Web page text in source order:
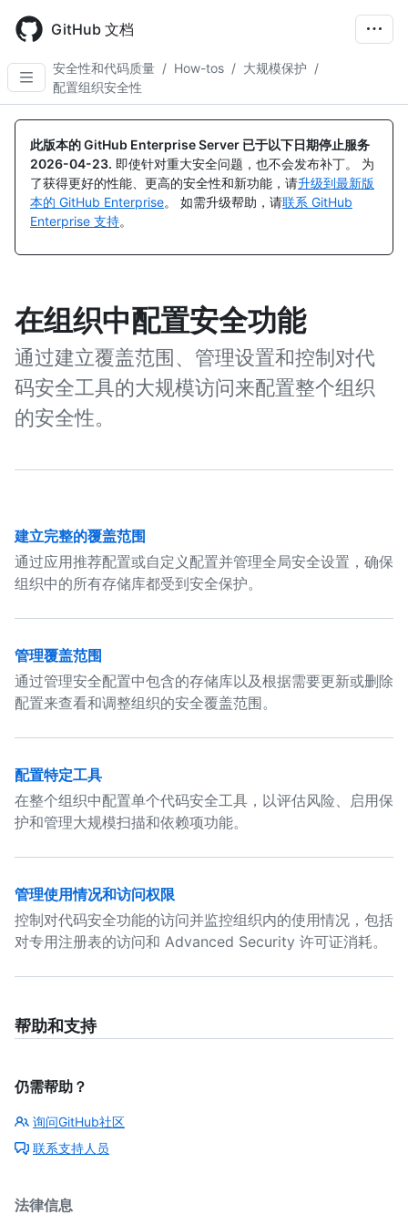
main
content
GitHub 文档
安全性和代码质量 / How-tos / 大规模保护 /
配置组织安全性
此版本的 GitHub Enterprise Server 已于以下日期停止服务
2026-04-23. 即使针对重大安全问题，也不会发布补丁。 为
了获得更好的性能、更高的安全性和新功能，请升级到最新版
本的 GitHub Enterprise。 如需升级帮助，请联系 GitHub
Enterprise 支持。
在组织中配置安全功能
通过建立覆盖范围、管理设置和控制对代
码安全工具的大规模访问来配置整个组织
的安全性。
建立完整的覆盖范围
通过应用推荐配置或自定义配置并管理全局安全设置，确保
组织中的所有存储库都受到安全保护。
管理覆盖范围
通过管理安全配置中包含的存储库以及根据需要更新或删除
配置来查看和调整组织的安全覆盖范围。
配置特定工具
在整个组织中配置单个代码安全工具，以评估风险、启用保
护和管理大规模扫描和依赖项功能。
管理使用情况和访问权限
控制对代码安全功能的访问并监控组织内的使用情况，包括
对专用注册表的访问和 Advanced Security 许可证消耗。
帮助和支持
仍需帮助？
询问GitHub社区
联系支持人员
法律信息